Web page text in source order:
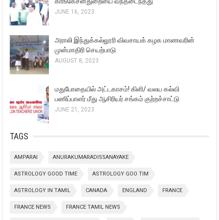
JUNE 16, 2023
அராலி இந்துக்கல்லூரி விவசாயக் கழக மாணவரின்
முன்மாதிரி செயற்பாடு
AUGUST 8, 2023
மதுபோதையில் அட்டகாசம்! கிளி/ வலய கல்வி
பணிப்பாளர் மீது ஆசிரியர் சங்கம் குற்றச்சாட்டு
JUNE 21, 2023
TAGS
AMPARAI ANURAKUMARADISSANAYAKE
ASTROLOGY GOOD TIME ASTROLOGY GOO TIM
ASTROLOGY IN TAMIL CANADA ENGLAND FRANCE
FRANCE NEWS FRANCE TAMIL NEWS